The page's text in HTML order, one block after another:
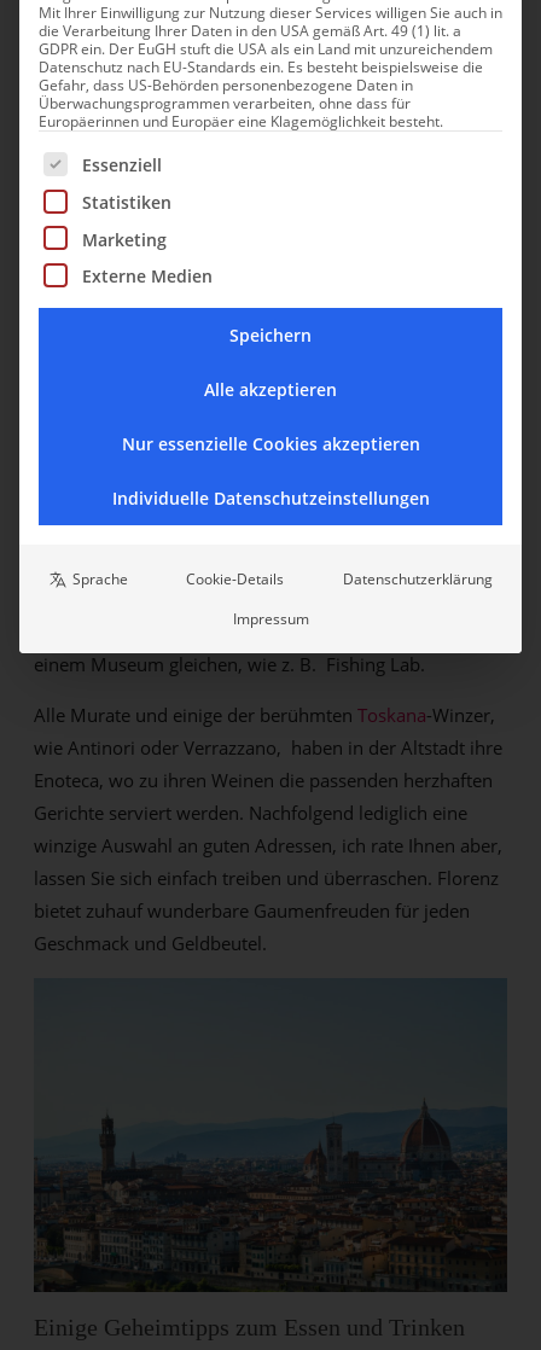
Vecchio, auch wenn es sich dabei nur um eine Kopie
handelt. Suchen Sie sich ein Plätzchen in einem
Straßencafè, möglichst mit Blick auf die Fontana di
Piazza, und genießen Sie das beeindruckende,
Florenz, nicht nur Kultur- auch Genussstadt
Ein Stadtbummel macht hungrig und die vielen
Ristoranti, Enotece, Bars und Trattorien laden zum
Verweilen ein. Wer Florenz bereits mehrfach besucht
hat, wird festgestellt haben, dass die Florentiner
sind. Die Offenheit für fremde Kulturen ist historisch
gewachsen und hinzu gesellt sich, dass die
legen, denn gut gesättigt sieht man die Welt gleich viel
gelassener. Das ist ein Grund, weshalb es in dieser
herrlichen Stadt in allen Gassen und auf allen Plätzen
Viele haben ihre Gasträume in alten Palazzi, die fast
einem Museum gleichen, wie z. B. Fishing Lab.
Alle Murate und einige der berühmtenToskana-Winzer,
wie Antinori oder Verrazzano, haben in der Altstadt ihre
Enoteca, wo zu ihren Weinen die passenden herzhaften
Gerichte serviert werden. Nachfolgend lediglich eine
winzige Auswahl an guten Adressen, ich rate Ihnen aber,
lassen Sie sich einfach treiben und überraschen. Florenz
bietet zuhauf wunderbare Gaumenfreuden für jeden
Geschmack und Geldbeutel.
Einige Geheimtipps zum Essen und Trinken
Mit Ihrer Einwilligung zur Nutzung dieser Services willigen Sie auch in
die Verarbeitung Ihrer Daten in den USA gemäß Art. 49 (1) lit. a
GDPR ein. Der EuGH stuft die USA als ein Land mit unzureichendem
Datenschutz nach EU-Standards ein. Es besteht beispielsweise die
Gefahr, dass US-Behörden personenbezogene Daten in
Überwachungsprogrammen verarbeiten, ohne dass für
Europäerinnen und Europäer eine Klagemöglichkeit besteht.
Es folgt eine Liste der Service-Gruppen, für die eine
Essenziell
Statistiken
Marketing
Externe Medien
Speichern
Alle akzeptieren
Nur essenzielle Cookies akzeptieren
Individuelle Datenschutzeinstellungen
Sprache Cookie-Details
Datenschutzerklärung
Impressum